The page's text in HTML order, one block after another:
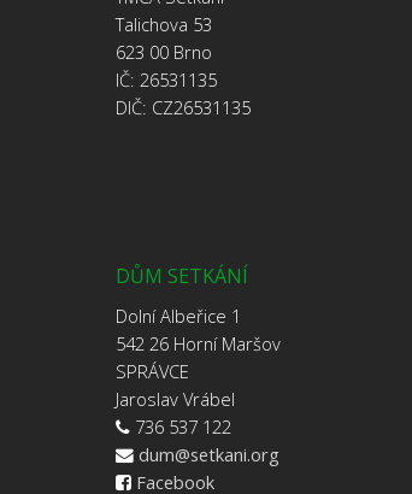
Talichova 53
623 00 Brno
IČ: 26531135
DIČ: CZ26531135
DŮM SETKÁNÍ
Dolní Albeřice 1
542 26 Horní Maršov
SPRÁVCE
Jaroslav Vrábel
736 537 122
dum@setkani.org
Facebook